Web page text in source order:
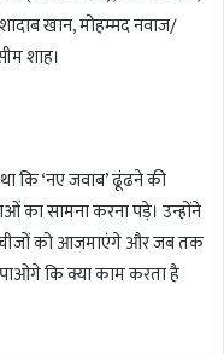
खान, मोहम्मद नवाज/
शाह।
कि ‘नए जवाब’ ढूंढने की
का सामना करना पड़े। उन्होंने
को आजमाएंगे और जब तक
कि क्या काम करता है